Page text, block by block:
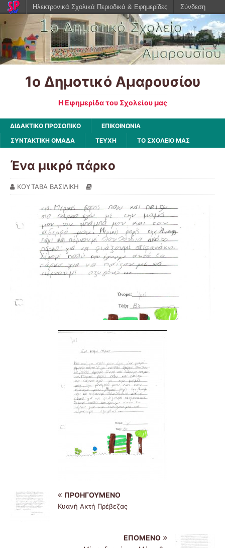
1ο Δημοτικό Αμαρουσίου
Η Εφημερίδα του Σχολείου μας
ΔΙΔΑΚΤΙΚΟ ΠΡΟΣΩΠΙΚΟ
ΕΠΙΚΟΙΝΩΝΙΑ
ΣΥΝΤΑΚΤΙΚΗ ΟΜΑΔΑ
ΤΕΥΧΗ ΤΟ ΣΧΟΛΕΙΟ ΜΑΣ
Ένα μικρό πάρκο
ΚΟΥΤΑΒΑ ΒΑΣΙΛΙΚΗ
ΠΡΟΗΓΟΎΜΕΝΟ
Κυανή Ακτή Πρέβεζας
ΕΠΌΜΕΝΟ
Ηλεκτρονικά Σχολικά Περιοδικά & Εφημερίδες Σύνδεση